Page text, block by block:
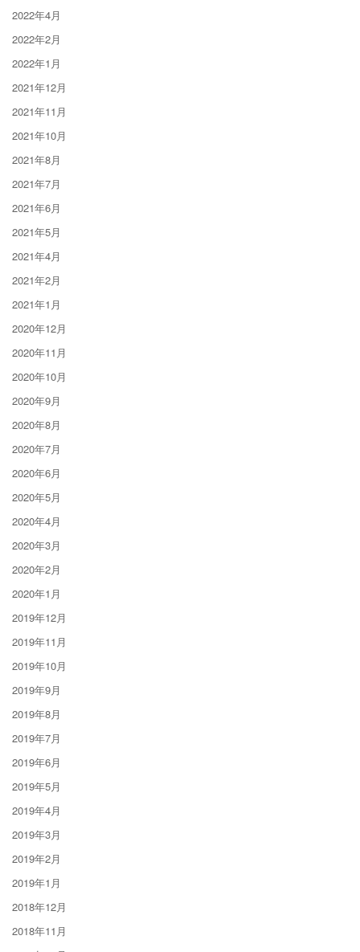
2022年4月
2022年2月
2022年1月
2021年12月
2021年11月
2021年10月
2021年8月
2021年7月
2021年6月
2021年5月
2021年4月
2021年2月
2021年1月
2020年12月
2020年11月
2020年10月
2020年9月
2020年8月
2020年7月
2020年6月
2020年5月
2020年4月
2020年3月
2020年2月
2020年1月
2019年12月
2019年11月
2019年10月
2019年9月
2019年8月
2019年7月
2019年6月
2019年5月
2019年4月
2019年3月
2019年2月
2019年1月
2018年12月
2018年11月